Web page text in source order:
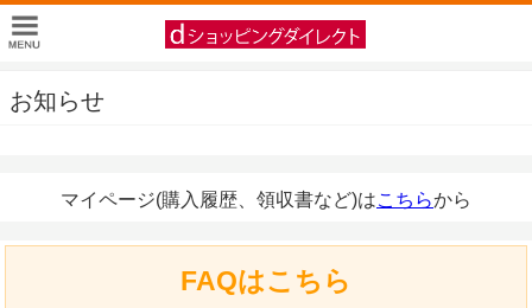
お知らせ
マイページ(購入履歴、領収書など)はこちらから
FAQはこちら